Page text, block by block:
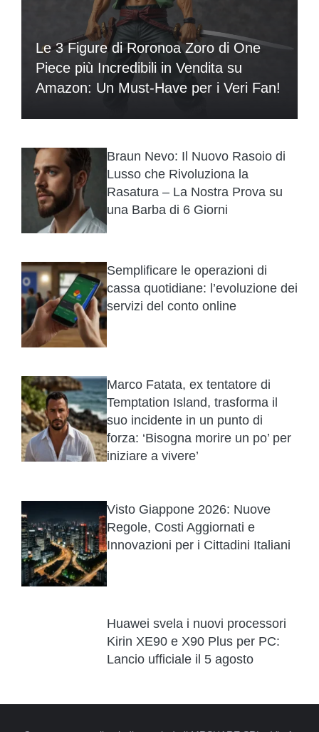
Le 3 Figure di Roronoa Zoro di One
Piece più Incredibili in Vendita su
Amazon: Un Must-Have per i Veri Fan!
Braun Nevo: Il Nuovo Rasoio di
Lusso che Rivoluziona la
Rasatura – La Nostra Prova su
una Barba di 6 Giorni
Semplificare le operazioni di
cassa quotidiane: l’evoluzione dei
servizi del conto online
Marco Fatata, ex tentatore di
Temptation Island, trasforma il
suo incidente in un punto di
forza: ‘Bisogna morire un po’ per
iniziare a vivere’
Visto Giappone 2026: Nuove
Regole, Costi Aggiornati e
Innovazioni per i Cittadini Italiani
Huawei svela i nuovi processori
Kirin XE90 e X90 Plus per PC:
Lancio ufficiale il 5 agosto